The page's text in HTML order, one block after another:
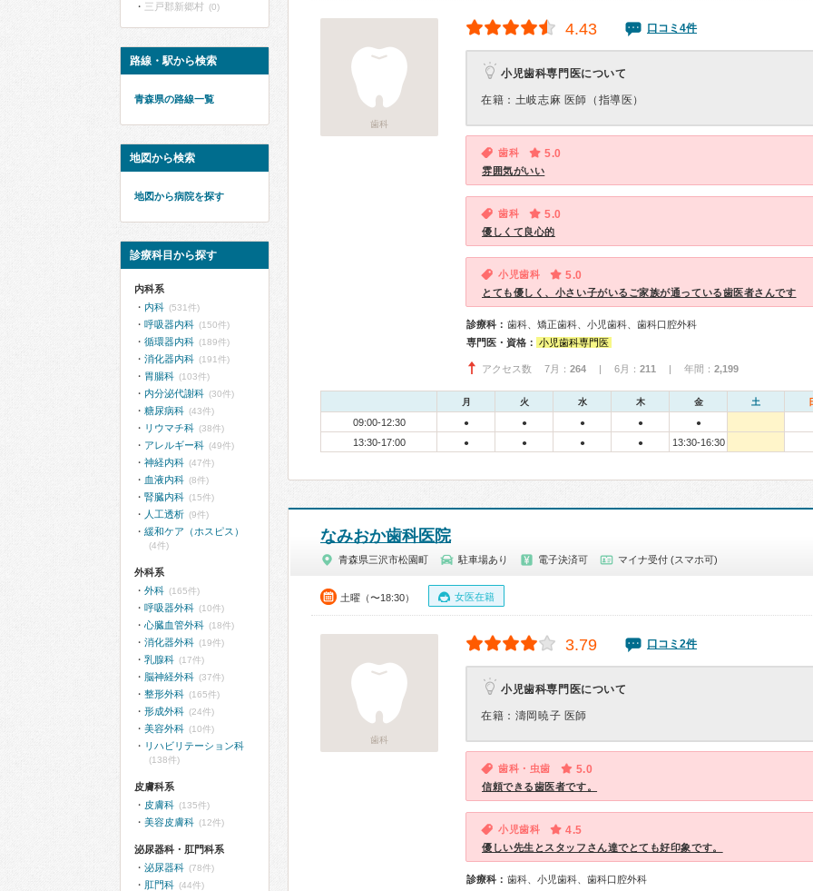
歯科
4.43 口コミ4件
小児歯科専門医について
在籍：土岐志麻 医師（指導医）
歯科 5.0
雰囲気がいい
歯科 5.0
優しくて良心的
小児歯科 5.0
とても優しく、小さい子がいるご家族が通っている歯医者さんです
診療科： 歯科、矯正歯科、小児歯科、歯科口腔外科
専門医・資格： 小児歯科専門医
アクセス数 7月： 264 | 6月： 211 | 年間： 2,199
月 火 水 木 金 土
09:00-12:30 ● ● ● ● ●
13:30-17:00 ● ● ● ● 13:30-16:30
なみおか歯科医院
青森県三沢市松園町 駐車場あり 電子決済可 マイナ受付 (スマホ可)
土曜（〜18:30） 女医在籍
歯科
3.79 口コミ2件
小児歯科専門医について
在籍：濤岡暁子 医師
歯科・虫歯 5.0
信頼できる歯医者です。
小児歯科 4.5
優しい先生とスタッフさん達でとても好印象です。
診療科： 歯科、小児歯科、歯科口腔外科
三戸郡新郷村 (0)
路線・駅から検索
青森県の路線一覧
地図から検索
地図から病院を探す
診療科目から探す
内科系
内科 (531件)
呼吸器内科 (150件)
循環器内科 (189件)
消化器内科 (191件)
胃腸科 (103件)
内分泌代謝科 (30件)
糖尿病科 (43件)
リウマチ科 (38件)
アレルギー科 (49件)
神経内科 (47件)
血液内科 (8件)
腎臓内科 (15件)
人工透析 (9件)
緩和ケア（ホスピス）
(4件)
外科系
外科 (165件)
呼吸器外科 (10件)
心臓血管外科 (18件)
消化器外科 (19件)
乳腺科 (17件)
脳神経外科 (37件)
整形外科 (165件)
形成外科 (24件)
美容外科 (10件)
リハビリテーション科
(138件)
皮膚科系
皮膚科 (135件)
美容皮膚科 (12件)
泌尿器科・肛門科系
泌尿器科 (78件)
肛門科 (44件)